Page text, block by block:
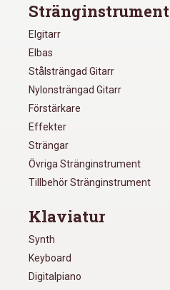
Stränginstrument
Elgitarr
Elbas
Stålsträngad Gitarr
Nylonsträngad Gitarr
Förstärkare
Effekter
Strängar
Övriga Stränginstrument
Tillbehör Stränginstrument
Klaviatur
Synth
Keyboard
Digitalpiano